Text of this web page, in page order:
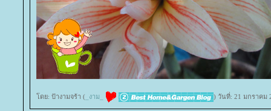
ดย: ป้างามจร้า ( _งาม_ ) วันที่: 21 มกราคม